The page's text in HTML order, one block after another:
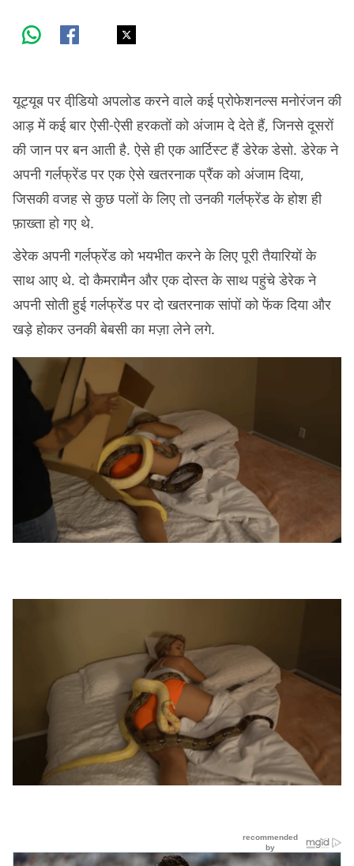
यूट्यूब पर वी़डियो अपलोड करने वाले कई प्रोफेशनल्स मनोरंजन की
आड़ में कई बार ऐसी-ऐसी हरकतों को अंजाम दे देते हैं, जिनसे दूसरों
की जान पर बन आती है. ऐसे ही एक आर्टिस्ट हैं डेरेक डेसो. डेरेक ने
अपनी गर्लफ्रेंड पर एक ऐसे खतरनाक प्रैंक को अंजाम दिया,
जिसकी वजह से कुछ पलों के लिए तो उनकी गर्लफ्रेंड के होश ही
फ़ाख्ता हो गए थे.
डेरेक अपनी गर्लफ्रेंड को भयभीत करने के लिए पूरी तैयारियों के
साथ आए थे. दो कैमरामैन और एक दोस्त के साथ पहुंचे डेरेक ने
अपनी सोती हुई गर्लफ्रेंड पर दो खतरनाक सांपों को फेंक दिया और
खड़े होकर उनकी बेबसी का मज़ा लेने लगे.